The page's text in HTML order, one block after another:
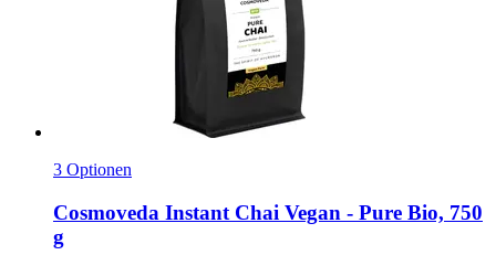
3 Optionen
Cosmoveda Instant Chai Vegan -​ Pure Bio, 750
g